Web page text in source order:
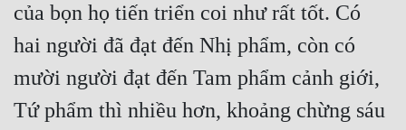
của bọn họ tiến triển coi như rất tốt. Có
hai người đã đạt đến Nhị phẩm, còn có
mười người đạt đến Tam phẩm cảnh giới,
Tứ phẩm thì nhiều hơn, khoảng chừng sáu